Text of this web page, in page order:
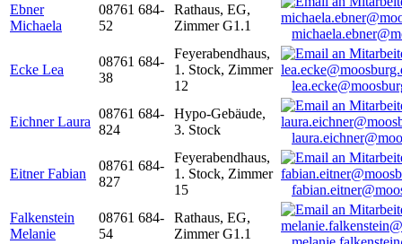
Ebner
Michaela
08761 684-
52
Rathaus, EG,
Zimmer G1.1
Ecke Lea
08761 684-
38
Feyerabendhaus,
1. Stock, Zimmer
12
Eichner Laura
08761 684-
824
Hypo-Gebäude,
3. Stock
Eitner Fabian
08761 684-
827
Feyerabendhaus,
1. Stock, Zimmer
15
Falkenstein
Melanie
08761 684-
54
Rathaus, EG,
Zimmer G1.1